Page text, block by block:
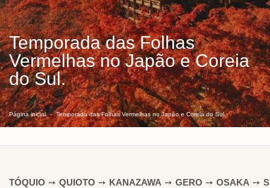
Temporada das Folhas
Vermelhas no Japão e Coreia
do Sul.
Página inicial Temporada das Folhas Vermelhas no Japão e Coreia do Sul.
TÓQUIO ➙ QUIOTO ➙ KANAZAWA ➙ GERO ➙ OSAKA ➙